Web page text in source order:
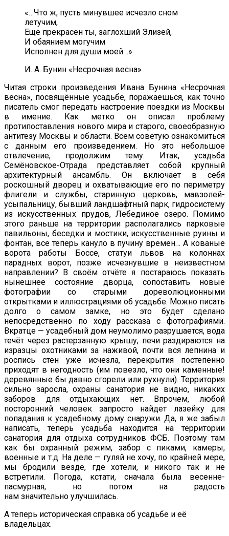
«…Что ж, пусть минувшее исчезло сном
летучим,
Еще прекрасен ты, заглохший Элизей,
И обаянием могучим
Исполнен для души моей…»
И. А. Бунин «Несрочная весна»
Читая строки произведения Ивана Бунина «Несрочная
весна», посвящённые усадьбе, поражаешься, как точно
писатель смог передать настроение поездки из Москвы
в имение. Как метко он описал проблему
протипоставления нового мира и старого, своеобразную
антитезу Москвы и области. Всем советую ознакомиться
с данным его произведением. Но это небольшое
отвлечение, продолжим тему. Итак, усадьба
Семёновское-Отрада представляет собой крупный
архитектурный ансамбль. Он включает в себя
роскошный дворец и охватывающие его по периметру
флигели и службы, старинную церковь, мавзолей-
усыпальницу, бывший ландшафтный парк, гидросистему
из искусственных прудов, Лебединое озеро. Помимо
этого раньше на территории располагались парковые
павильоны, беседки и мостики, искусственные руины и
фонтан, все теперь кануло в пучину времен… А кованые
ворота работы Боссе, статуи львов на колоннах
парадных ворот, позже исчезнувшие в неизвестном
направлении? В своём отчёте я постараюсь показать
нынешнее состояние дворца, сопоставить новые
фотографии со старыми дореволюционными
открытками и иллюстрациями об усадьбе. Можно писать
долго о самом замке, но это будет сделано
непосредственно по ходу рассказа с фотографиями.
Вкратце — усадебный дом неумолимо разрушается, вода
течёт через растерзанную крышу, печи раздираются на
изразцы охотниками за наживой, почти вся лепнина и
роспись стен уже исчезла, перекрытия постепенно
приходят в негодность (им повезло, что они каменные!
деревянные бы давно сгорели или рухнули). Территория
сильно заросла, охраны санатория не видно, никаких
заборов для отдыхающих нет. Впрочем, любой
посторонний человек запросто найдет лазейку для
попадания к усадебному дому снаружи. Да, я же забыл
написать, теперь усадьба находится на территории
санатория для отдыха сотрудников ФСБ. Поэтому там
как бы охранный режим, забор с пиками, камеры,
военные и т.д. На деле — гуляй не хочу, по крайней мере,
мы бродили везде, где хотели, и никого так и не
встретили. Погода, кстати, сначала была весенне-
пасмурная, но потом на радость
нам значительно улучшилась.
А теперь историческая справка об усадьбе и её
владельцах.